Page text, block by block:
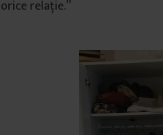
orice relație.”